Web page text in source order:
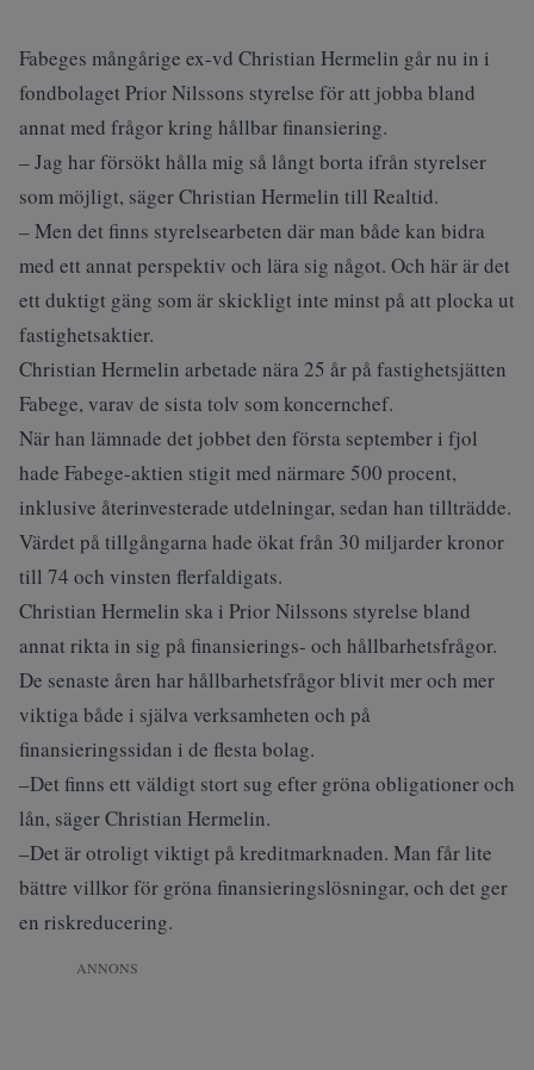
Fabeges mångårige ex-vd Christian Hermelin går nu in i
fondbolaget Prior Nilssons styrelse för att jobba bland
annat med frågor kring hållbar finansiering.
– Jag har försökt hålla mig så långt borta ifrån styrelser
som möjligt, säger Christian Hermelin till Realtid.
– Men det finns styrelsearbeten där man både kan bidra
med ett annat perspektiv och lära sig något. Och här är det
ett duktigt gäng som är skickligt inte minst på att plocka ut
fastighetsaktier.
Christian Hermelin arbetade nära 25 år på fastighetsjätten
Fabege, varav de sista tolv som koncernchef.
När han lämnade det jobbet den första september i fjol
hade Fabege-aktien stigit med närmare 500 procent,
inklusive återinvesterade utdelningar, sedan han tillträdde.
Värdet på tillgångarna hade ökat från 30 miljarder kronor
till 74 och vinsten flerfaldigats.
Christian Hermelin ska i Prior Nilssons styrelse bland
annat rikta in sig på finansierings- och hållbarhetsfrågor.
De senaste åren har hållbarhetsfrågor blivit mer och mer
viktiga både i själva verksamheten och på
finansieringssidan i de flesta bolag.
–Det finns ett väldigt stort sug efter gröna obligationer och
lån, säger Christian Hermelin.
–Det är otroligt viktigt på kreditmarknaden. Man får lite
bättre villkor för gröna finansieringslösningar, och det ger
en riskreducering.
ANNONS